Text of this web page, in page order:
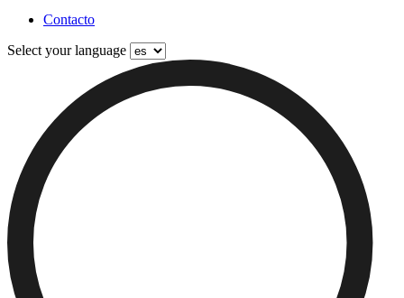
Contacto
Select your language